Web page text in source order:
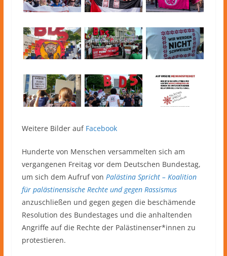
Weitere Bilder auf Facebook
Hunderte von Menschen versammelten sich am
vergangenen Freitag vor dem Deutschen Bundestag,
um sich dem Aufruf von Palästina Spricht – Koalition
für palästinensische Rechte und gegen Rassismus
anzuschließen und gegen gegen die beschämende
Resolution des Bundestages und die anhaltenden
Angriffe auf die Rechte der Palästinenser*innen zu
protestieren.